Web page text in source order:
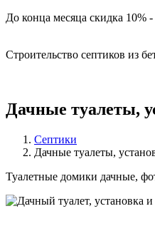
До конца месяца скидка
Строительство септиков из
Дачные туалеты,
Септики
Дачные туалеты,
Туалетные домики дачные,